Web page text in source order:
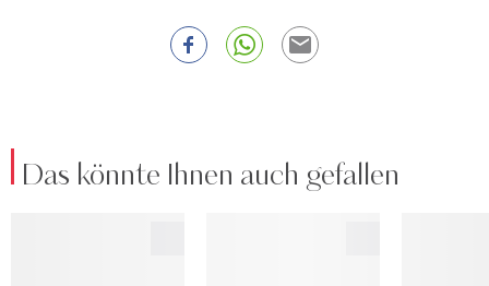
Das könnte Ihnen auch gefallen